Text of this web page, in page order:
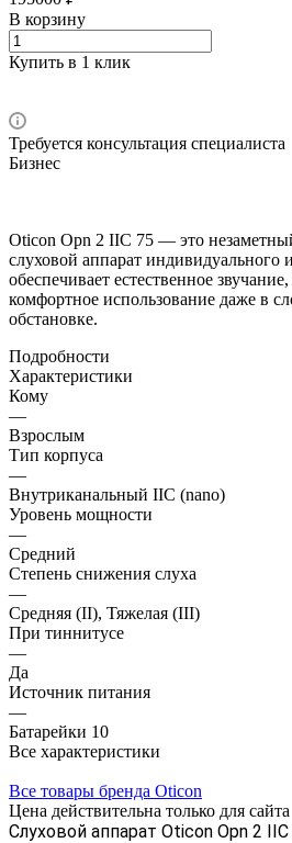
В корзину
Купить в 1 клик
Требуется консультация специалиста
Бизнес
Oticon Opn 2 IIC 75 — это
слуховой аппарат индивидуального
обеспечивает естественное
комфортное использование даже в
обстановке.
Подробности
Характеристики
Кому
—
Взрослым
Тип корпуса
—
Внутриканальный IIC (nano)
Уровень мощности
—
Средний
Степень снижения слуха
—
Средняя (II), Тяжелая (III)
При тиннитусе
—
Да
Источник питания
—
Батарейки 10
Все характеристики
Все товары бренда Oticon
Цена действительна только для сайта
Слуховой аппарат Oticon Opn 2 IIC